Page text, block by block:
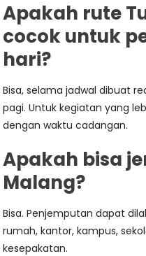
Apakah rute
cocok untuk
hari?
Bisa, selama jadwal dibuat
pagi. Untuk kegiatan yang
dengan waktu cadangan.
Apakah bisa
Malang?
Bisa. Penjemputan dapat
rumah, kantor, kampus,
kesepakatan.